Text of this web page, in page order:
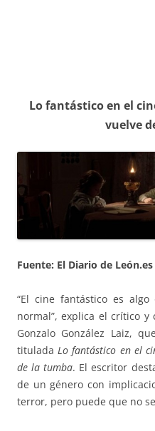
Lo fantástico en el
vuelve
Fuente: El Diario de León.es
“El cine fantástico es
normal”, explica el crítico
Gonzalo González Laiz,
tituladaLo fantástico en el
de la tumba. El escritor
de un género con
terror, pero puede que no